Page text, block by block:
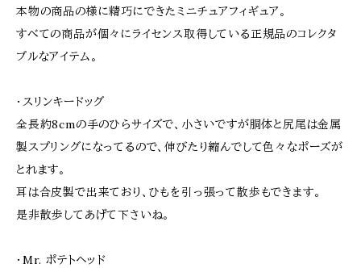
本物の商品の様に精巧にできたミニチュアフィギュア。
すべての商品が個々にライセンス取得している正規品のコレクタ
ブルなアイテム。
・スリンキードッグ
全長約8cmの手のひらサイズで、小さいですが胴体と尻尾は金属
製スプリングになってるので、伸びたり縮んでして色々なポーズが
とれます。
耳は合皮製で出来ており、ひもを引っ張って散歩もできます。
是非散歩してあげて下さいね。
・Mr. ポテトヘッド